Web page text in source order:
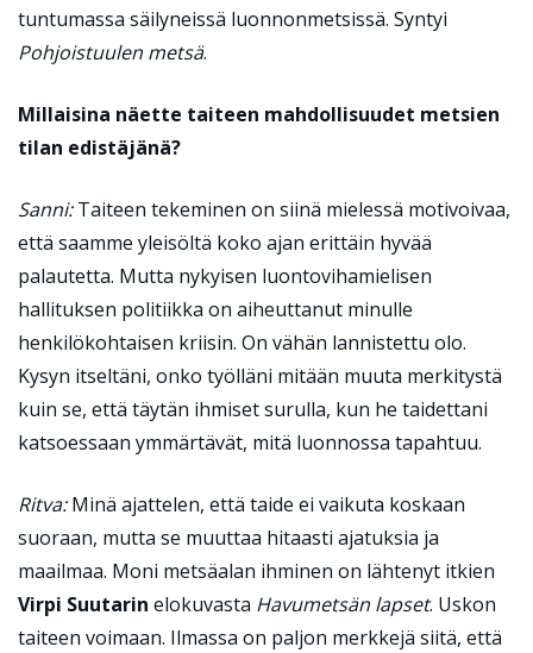
tuntumassa säilyneissä luonnonmetsissä. Syntyi
Pohjoistuulen metsä.
Millaisina näette taiteen mahdollisuudet metsien
tilan edistäjänä?
Sanni:Taiteen tekeminen on siinä mielessä motivoivaa,
että saamme yleisöltä koko ajan erittäin hyvää
palautetta. Mutta nykyisen luontovihamielisen
hallituksen politiikka on aiheuttanut minulle
henkilökohtaisen kriisin. On vähän lannistettu olo.
Kysyn itseltäni, onko työlläni mitään muuta merkitystä
kuin se, että täytän ihmiset surulla, kun he taidettani
katsoessaan ymmärtävät, mitä luonnossa tapahtuu.
Ritva:Minä ajattelen, että taide ei vaikuta koskaan
suoraan, mutta se muuttaa hitaasti ajatuksia ja
maailmaa. Moni metsäalan ihminen on lähtenyt itkien
Virpi Suutarin elokuvasta Havumetsän lapset. Uskon
taiteen voimaan. Ilmassa on paljon merkkejä siitä, että